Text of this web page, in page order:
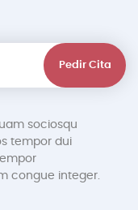
Pedir Cita
sociosqu
tempor dui
congue integer.